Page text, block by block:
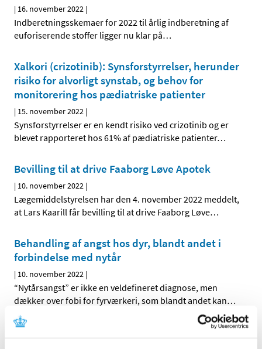
| 16. november 2022 |
Indberetningsskemaer for 2022 til årlig indberetning af
euforiserende stoffer ligger nu klar på…
Xalkori (crizotinib): Synsforstyrrelser, herunder
risiko for alvorligt synstab, og behov for
monitorering hos pædiatriske patienter
| 15. november 2022 |
Synsforstyrrelser er en kendt risiko ved crizotinib og er
blevet rapporteret hos 61% af pædiatriske patienter…
Bevilling til at drive Faaborg Løve Apotek
| 10. november 2022 |
Lægemiddelstyrelsen har den 4. november 2022 meddelt,
at Lars Kaarill får bevilling til at drive Faaborg Løve…
Behandling af angst hos dyr, blandt andet i
forbindelse med nytår
| 10. november 2022 |
“Nytårsangst” er ikke en veldefineret diagnose, men
dækker over fobi for fyrværkeri, som blandt andet kan…
Skærpet anbefaling om monitorering af